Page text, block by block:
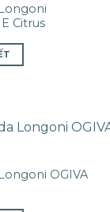
Citrus
OGIVA